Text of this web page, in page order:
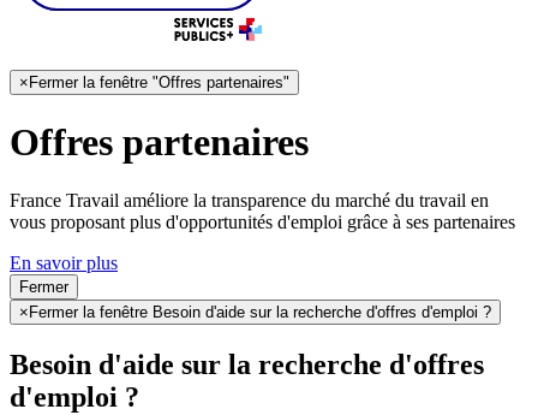
×Fermer la fenêtre "Offres partenaires"
Offres partenaires
France Travail améliore la transparence du marché du travail en
vous proposant plus d'opportunités d'emploi grâce à ses partenaires
En savoir plus
Fermer
× Fermer la fenêtre Besoin d'aide sur la recherche d'offres d'emploi ?
Besoin d'aide sur la recherche d'offres
d'emploi ?